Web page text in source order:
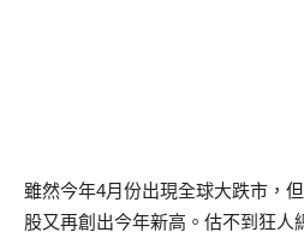
雖然今年4月份出現全球大跌市，
股又再創出今年新高。估不到狂人